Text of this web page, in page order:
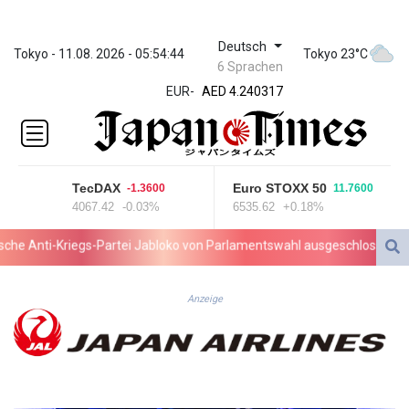
Tokyo - 11.08. 2026 - 05:54:44 Deutsch
6 Sprachen
Tokyo 23°C
EUR-
ZWL 371.739428
AED 4.240317
AED 4.240317
AFN 75.613798
ALL 93.083621
AMD
1058.65099
ARS
1729.863941
AWG 2.078049
BAM 1.954423
BBD 2.325762
TecDAX -1.3600
4067.42 -0.03%
Euro STOXX 50 11.7600
6535.62 +0.18%
Anti-Kriegs-Partei Jabloko von Parlamentswahl ausgeschlossen
Anzeige